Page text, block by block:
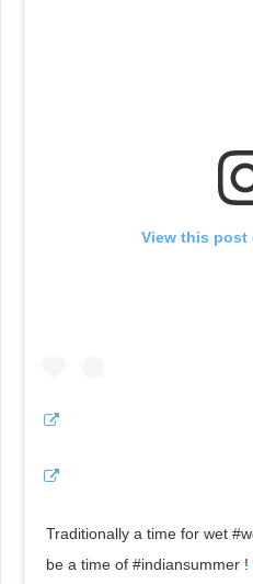
View this post
Traditionally a time for wet
be a time of #indiansummer !